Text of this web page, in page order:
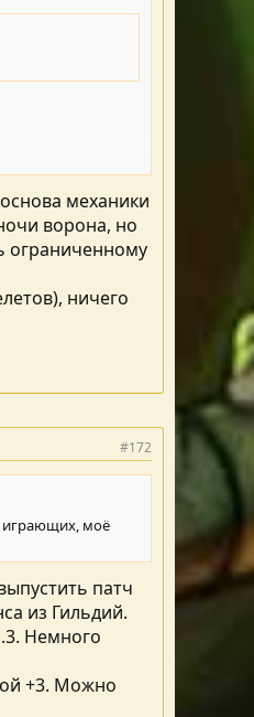
мин. бонус от
с Лордом
механики
ворона, но
ограниченному
ничего
#172
играющих, моё
патч
из Гильдий.
Немного
+3. Можно